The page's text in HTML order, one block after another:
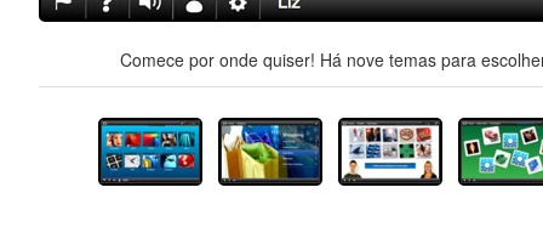
Comece por onde quiser! Há nove temas para